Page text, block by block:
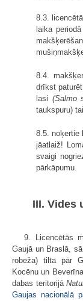
8.3.
laika
8.4.
drīkst
lasi (Salmo
taukspuru)
8.5. noķertie
jāatlaiž!
svaigi
pārkāpumu.
III. Vides
9. Licencētās
Gaujā un Braslā,
robeža) tilta pār
Kocēnu un
dabas teritorijā
Gaujas nacionālā